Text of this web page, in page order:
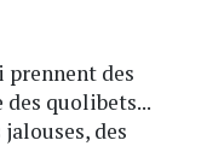
prennent des
des quolibets...
des